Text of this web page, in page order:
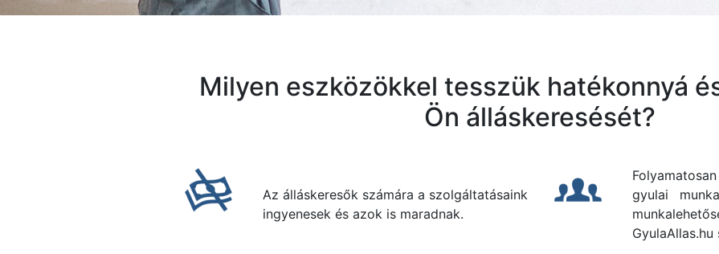
Milyen eszközökkel tesszük hatékonnyá
Ön álláskeresését?
Az álláskeresők számára a szolgáltatásaink
ingyenesek és azok is maradnak.
gyulai